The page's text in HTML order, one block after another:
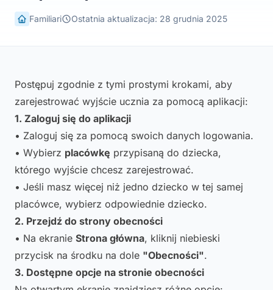
Familiari Ostatnia aktualizacja: 28 grudnia 2025
Postępuj zgodnie z tymi prostymi krokami, aby
zarejestrować wyjście ucznia za pomocą aplikacji:
1. Zaloguj się do aplikacji
• Zaloguj się za pomocą swoich danych logowania.
• Wybierz placówkę przypisaną do dziecka,
którego wyjście chcesz zarejestrować.
• Jeśli masz więcej niż jedno dziecko w tej samej
placówce, wybierz odpowiednie dziecko.
2. Przejdź do strony obecności
• Na ekranie Strona główna, kliknij niebieski
przycisk na środku na dole "Obecności".
3. Dostępne opcje na stronie obecności